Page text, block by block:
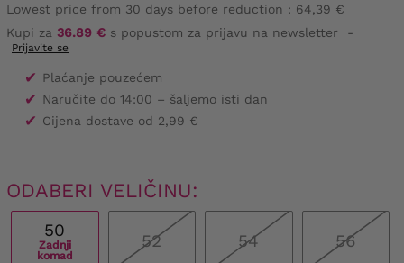
Lowest price from 30 days before reduction : 64,39 €
Kupi za 36.89 € s popustom za prijavu na newsletter -
Prijavite se
✔ Plaćanje pouzećem
✔ Naručite do 14:00 – šaljemo isti dan
✔ Cijena dostave od 2,99 €
ODABERI VELIČINU:
50
Zadnji
komad
52 54 56